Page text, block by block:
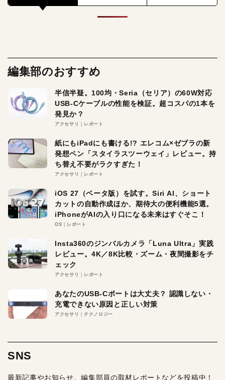
編集部のおすすめ
半信半疑。100均・Seria（セリア）の60W対応
USB-Cケーブルの性能を検証。超コスパの1本を
発見か？
アクセサリ レポート
紙にもiPadにも書ける!? エレコム×ゼブラの新
発想ペン「スタイラスツーウェイ」レビュー。持
ち替え不要がラクすぎた！
アクセサリ レポート
iOS 27（ベータ版）を試す。Siri AI、ショート
カットの自動作成ほか、期待大の便利機能5選。
iPhoneがAIの入り口になる未来はすぐそこ！
OS レポート
Insta360のジンバルカメラ「Luna Ultra」実践
レビュー。4K／8K比較・ズーム・夜間撮影をチ
ェック
アクセサリ レポート
あなたのUSB-Cポートは大丈夫？ 認識しない・
充電できない原因と正しい対策
アクセサリ テクノロジー
SNS
最新記事やお知らせ、編集部員の取材レポートなどを投稿中！